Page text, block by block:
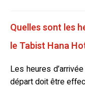
Quelles sont les
le Tabist Hana
Les heures
départ doit être